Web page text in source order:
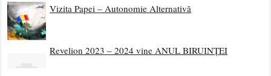
Vizita Papei – Autonomie Alternativă
Revelion 2023 – 2024 vine ANUL BIRUINȚEI